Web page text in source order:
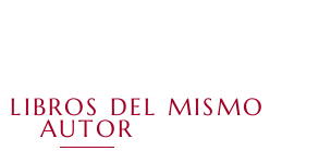
LIBROS DEL MISMO
AUTOR